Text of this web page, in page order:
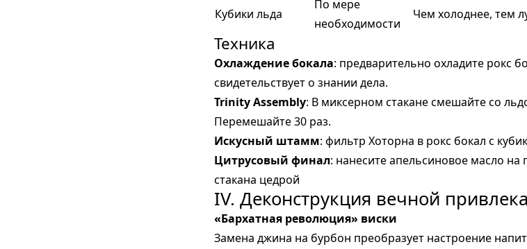
Кубики льда
По мере
необходимости
Чем холоднее, тем
Техника
Охлаждение бокала: предварительно охладите рокс
свидетельствует о знании дела.
Trinity Assembly: В миксерном стакане смешайте со
Перемешайте 30 раз.
Искусный штамм: фильтр Хоторна в рокс бокал с
Цитрусовый финал: нанесите апельсиновое масло
стакана цедрой
IV. Деконструкция вечной
«Бархатная революция» виски
Замена джина на бурбон преобразует настроение